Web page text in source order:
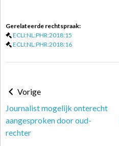
Gerelateerde rechtspraak:
ECLI:NL:PHR:2018:15
ECLI:NL:PHR:2018:16
Vorige
Journalist mogelijk onterecht
aangesproken door oud-
rechter